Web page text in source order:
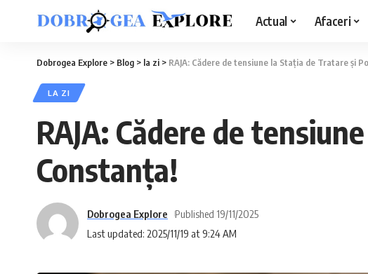
Actual Afaceri
Dobrogea Explore > Blog > la zi > RAJA: Cădere de tensiune la Stația de Tratare și
LA ZI
RAJA: Cădere de
Constanța!
Last updated: 2025/11/19 at 9:24 AM
Dobrogea Explore Published 19/11/2025